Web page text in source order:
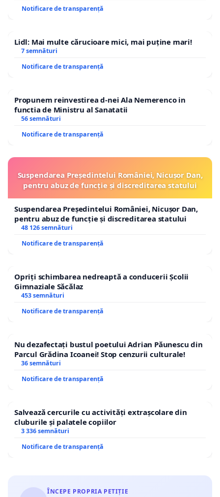
Notificare de transparență
Lidl: Mai multe cărucioare mici, mai puține mari!
7 semnături
Notificare de transparență
Propunem reinvestirea d-nei Ala Nemerenco in
functia de Ministru al Sanatatii
56 semnături
Notificare de transparență
Suspendarea Președintelui României, Nicușor Dan,
pentru abuz de funcție și discreditarea statului
Suspendarea Președintelui României, Nicușor Dan,
pentru abuz de funcție și discreditarea statului
48 126 semnături
Notificare de transparență
Opriți schimbarea nedreaptă a conducerii Școlii
Gimnaziale Săcălaz
453 semnături
Notificare de transparență
Nu dezafectați bustul poetului Adrian Păunescu din
Parcul Grădina Icoanei! Stop cenzurii culturale!
36 semnături
Notificare de transparență
Salvează cercurile cu activități extrașcolare din
cluburile și palatele copiilor
3 336 semnături
Notificare de transparență
ÎNCEPE PROPRIA PETIȚIE